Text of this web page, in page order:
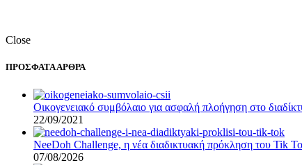
Close
ΠΡΟΣΦΑΤΑ ΑΡΘΡΑ
Οικογενειακό συμβόλαιο για ασφαλή πλοήγηση στο
22/09/2021
NeeDoh Challenge, η νέα διαδικτυακή πρόκληση του Tik
07/08/2026